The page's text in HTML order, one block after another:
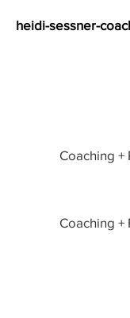
heidi-sessner-
Coaching +
Coaching +